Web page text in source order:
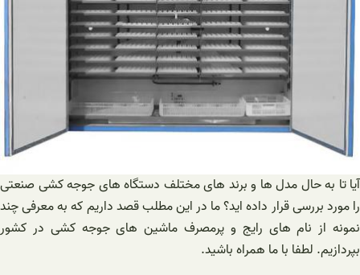
آیا تا به حال مدل ها و برند های مختلف دستگاه های جوجه کشی صنعتی
را مورد بررسی قرار داده اید؟ ما در این مطلب قصد داریم که به معرفی چند
نمونه از نام های رایج و پرمصرف ماشین های جوجه کشی در کشور
بپردازیم. لطفا با ما همراه باشید.